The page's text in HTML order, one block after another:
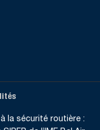
la sécurité routière :